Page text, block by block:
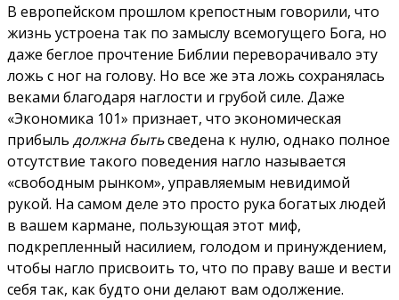
В европейском прошлом крепостным говорили, что
жизнь устроена так по замыслу всемогущего Бога, но
даже беглое прочтение Библии переворачивало эту
ложь с ног на голову. Но все же эта ложь сохранялась
веками благодаря наглости и грубой силе. Даже
«Экономика 101» признает, что экономическая
прибыль должна бытьсведена к нулю, однако полное
отсутствие такого поведения нагло называется
«свободным рынком», управляемым невидимой
рукой. На самом деле это просто рука богатых людей
в вашем кармане, пользующая этот миф,
подкрепленный насилием, голодом и принуждением,
чтобы нагло присвоить то, что по праву ваше и вести
себя так, как будто они делают вам одолжение.